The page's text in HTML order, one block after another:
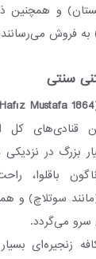
و همچنین
به فروش
سنتی
قنادی‌های کل
بزرگ در نزدیکی
باقلوا،
سوتلاچ) و
سرو می‌گردد.
زنجیره‌ای